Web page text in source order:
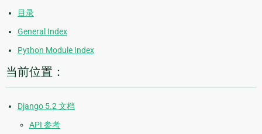
目录
General Index
Python Module Index
当前位置：
Django 5.2 文档
API 参考